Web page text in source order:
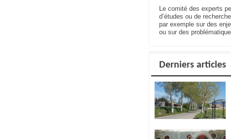
Le comité des experts
d’études ou de
par exemple sur des
ou sur des
Derniers articles